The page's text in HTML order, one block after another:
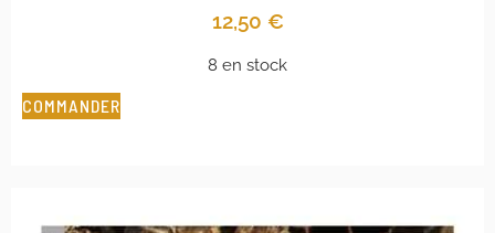
12,50 €
8 en stock
COMMANDER